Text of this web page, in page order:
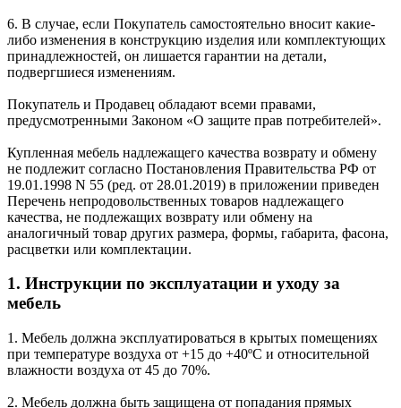
6. В случае, если Покупатель самостоятельно вносит какие-
либо изменения в конструкцию изделия или комплектующих
принадлежностей, он лишается гарантии на детали,
подвергшиеся изменениям.
Покупатель и Продавец обладают всеми правами,
предусмотренными Законом «О защите прав потребителей».
Купленная мебель надлежащего качества возврату и обмену
не подлежит согласно Постановления Правительства РФ от
19.01.1998 N 55 (ред. от 28.01.2019) в приложении приведен
Перечень непродовольственных товаров надлежащего
качества, не подлежащих возврату или обмену на
аналогичный товар других размера, формы, габарита, фасона,
расцветки или комплектации.
1. Инструкции по эксплуатации и уходу за
мебель
1. Мебель должна эксплуатироваться в крытых помещениях
при температуре воздуха от +15 до +40ºС и относительной
влажности воздуха от 45 до 70%.
2. Мебель должна быть защищена от попадания прямых